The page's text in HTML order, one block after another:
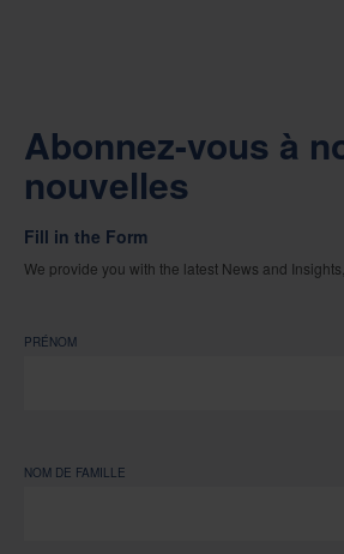
Abonnez-vous à
nouvelles
Fill in the Form
We provide you with the latest News and
PRÉNOM
NOM DE FAMILLE